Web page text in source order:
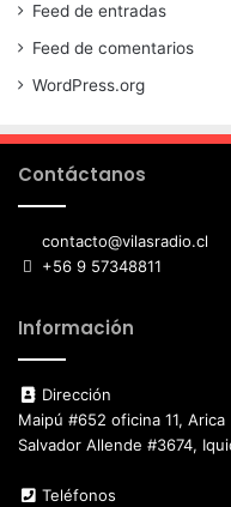
Feed de entradas
Feed de comentarios
WordPress.org
Contáctanos
contacto@vilasradio.cl
+56 9 57348811
Información
Dirección
Maipú #652 oficina 11, Arica
Salvador Allende #3674,
Teléfonos